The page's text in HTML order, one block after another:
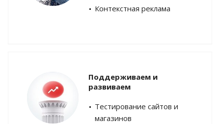
Контекстная реклама
Поддерживаем и
развиваем
Тестирование сайтов и
магазинов